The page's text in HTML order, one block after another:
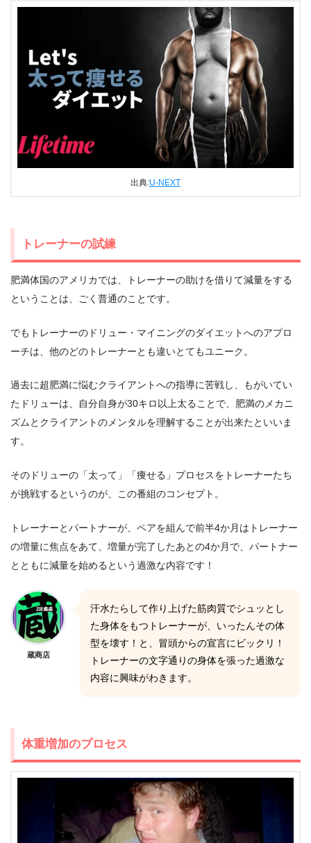
1.6トレーナーと二人三脚
健康と自信を取り戻したダイエット挑戦者たち
2.『Let’s 太って痩せるダイエット』解説・感想まとめ
出典:U-NEXT
トレーナーの試練
肥満体国のアメリカでは、トレーナーの助けを借りて減量をする
ということは、ごく普通のことです。
でもトレーナーのドリュー・マイニングのダイエットへのアプロ
ーチは、他のどのトレーナーとも違いとてもユニーク。
過去に超肥満に悩むクライアントへの指導に苦戦し、もがいてい
たドリューは、自分自身が30キロ以上太ることで、肥満のメカニ
ズムとクライアントのメンタルを理解することが出来たといいま
す。
そのドリューの「太って」「痩せる」プロセスをトレーナーたち
が挑戦するというのが、この番組のコンセプト。
トレーナーとパートナーが、ペアを組んで前半4か月はトレーナー
の増量に焦点をあて、増量が完了したあとの4か月で、パートナー
とともに減量を始めるという過激な内容です！
蔵商店
汗水たらして作り上げた筋肉質でシュッとし
た身体をもつトレーナーが、いったんその体
型を壊す！と、冒頭からの宣言にビックリ！
トレーナーの文字通りの身体を張った過激な
内容に興味がわきます。
体重増加のプロセス